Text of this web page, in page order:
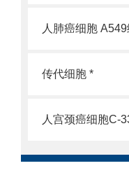
人肺癌细胞
传代细胞 *